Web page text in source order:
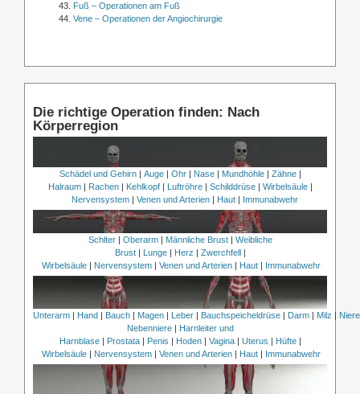
Fuß – Operationen am Fuß
Vene – Operationen der Angiochirurgie
Die richtige Operation finden: Nach
Körperregion
Schädel und Gehirn| Auge| Ohr| Nase| Mundhöhle| Zähne|
Halraum| Rachen| Kehlkopf| Luftröhre| Schilddrüse| Wirbelsäule|
Nervensystem | Venen und Arterien | Haut | Immunabwehr
Schlter| Oberarm| Männliche Brust| Weibliche
Brust| Lunge| Herz | Zwerchfell|
Wirbelsäule | Nervensystem | Venen und Arterien | Haut | Immunabwehr
Unterarm| Hand| Bauch| Magen| Leber| Bauchspeicheldrüse| Darm| Milz |
Nebenniere| Harnleiter und
Harnblase| Prostata| Penis | Hoden| Vagina| Uterus | Hüfte|
Wirbelsäule | Nervensystem | Venen und Arterien | Haut | Immunabwehr